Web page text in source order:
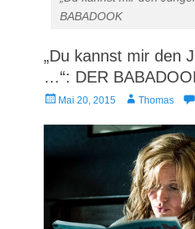
BABADOOK
„Du kannst mir den
…“: DER
Veröffentlicht
Mai 20, 2015 AutorThomas